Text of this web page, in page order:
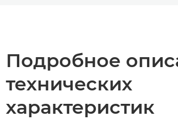
Подробное
технических
характеристик